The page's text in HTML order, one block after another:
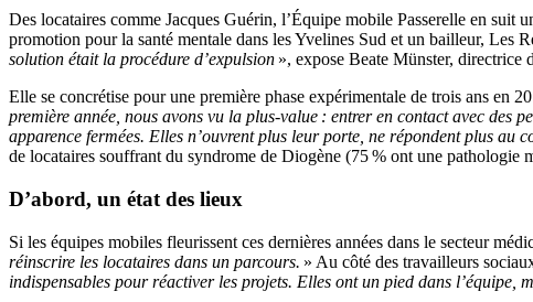
Des locataires comme Jacques Guérin, l’Équipe mobile Passerelle en suit
promotion pour la santé mentale dans les Yvelines Sud et un bailleur, Les
solution était la procédure d’expulsion », expose Beate Münster, directrice
Elle se concrétise pour une première phase expérimentale de trois ans en
première année, nous avons vu la plus-value : entrer en contact avec des
apparence fermées. Elles n’ouvrent plus leur porte, ne répondent plus au
de locataires souffrant du syndrome de Diogène (75 % ont une pathologie
D’abord, un état des lieux
Si les équipes mobiles fleurissent ces dernières années dans le secteur
réinscrire les locataires dans un parcours. » Au côté des travailleurs
indispensables pour réactiver les projets. Elles ont un pied dans l’équipe,